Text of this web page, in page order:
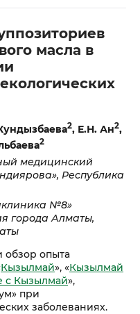
масла в
2, Е.Н. Ан2,
2
медицинский
Республика
№8»
города Алматы,
обзор опыта
Кызылмай», «Кызылмай
с Кызылмай»,
при
заболеваниях.